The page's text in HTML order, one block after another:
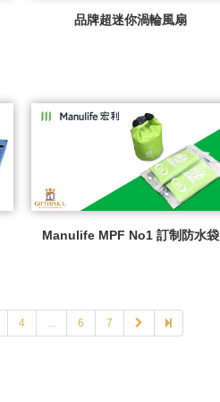
品牌超迷你渦輪風扇
Manulife MPF No1 訂制防水袋
4 ... 6 7